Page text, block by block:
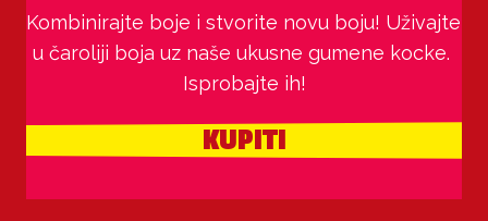
Kombinirajte boje i stvorite novu boju! Uživajte
u čaroliji boja uz naše ukusne gumene kocke.
Isprobajte ih!
KUPITI